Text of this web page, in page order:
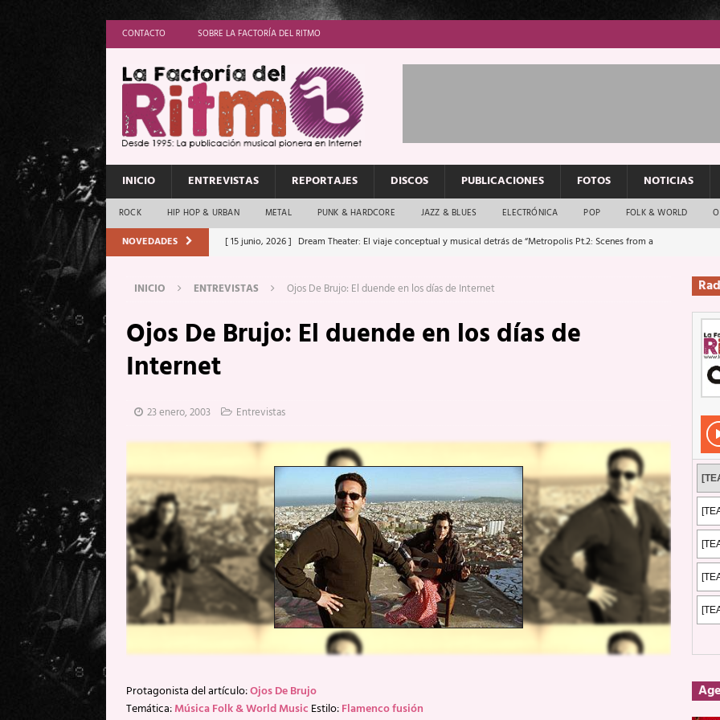
CONTACTO SOBRE LA FACTORÍA DEL RITMO
INICIO ENTREVISTAS REPORTAJES DISCOS PUBLICACIONES FOTOS NOTICIAS
ROCK HIP HOP & URBAN METAL PUNK & HARDCORE JAZZ & BLUES ELECTRÓNICA POP FOLK & WORLD
NOVEDADES [ 15 junio, 2026 ] Dream Theater: El viaje conceptual y musical detrás de “Metropolis Pt.2: Scenes from a
[ 11 junio, 2026 ] Vamos Con Todo: El rock urbano sigue en buenas manos
[ 1 junio, 2026 ]
Ave Exsilyum, los que van a escucharte te saludan
ENTREVISTAS
[ 24 mayo, 2026 ]
[ 17 mayo, 2026 ]
Florent Gorges: La historia de Nintendo Vol. 2
INICIO ENTREVISTAS Ojos De Brujo: El duende en los días de Internet
Ojos De Brujo: El duende en los días de
Internet
23 enero, 2003 Entrevistas
Protagonista del artículo:Ojos De Brujo
Temática:Música Folk & World Music Estilo:Flamenco fusión